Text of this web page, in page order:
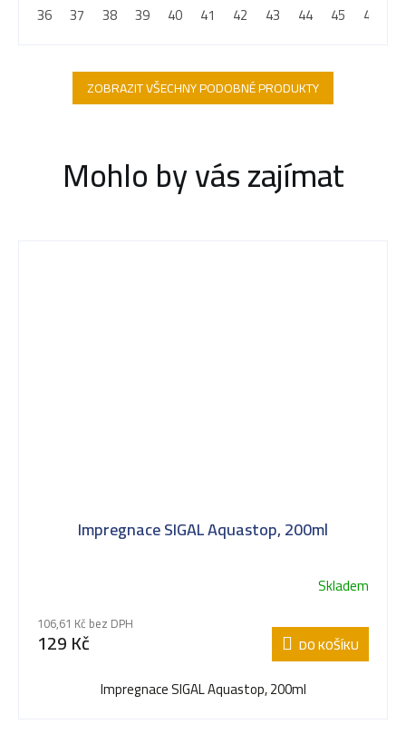
36 37 38 39 40 41 42 43 44 45 46
ZOBRAZIT VŠECHNY PODOBNÉ PRODUKTY
Mohlo by vás zajímat
Impregnace SIGAL Aquastop, 200ml
Skladem
106,61 Kč bez DPH
129 Kč DO KOŠÍKU
Impregnace SIGAL Aquastop, 200ml